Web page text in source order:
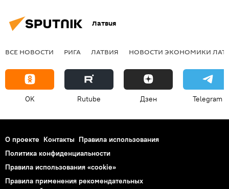
Латвия
ВСЕ НОВОСТИ РИГА ЛАТВИЯ НОВОСТИ ЭКОНОМИКИ
OK Rutube Дзен Telegram
О проекте Контакты Правила использования
Политика конфиденциальности
Правила использования «cookie»
Правила применения рекомендательных